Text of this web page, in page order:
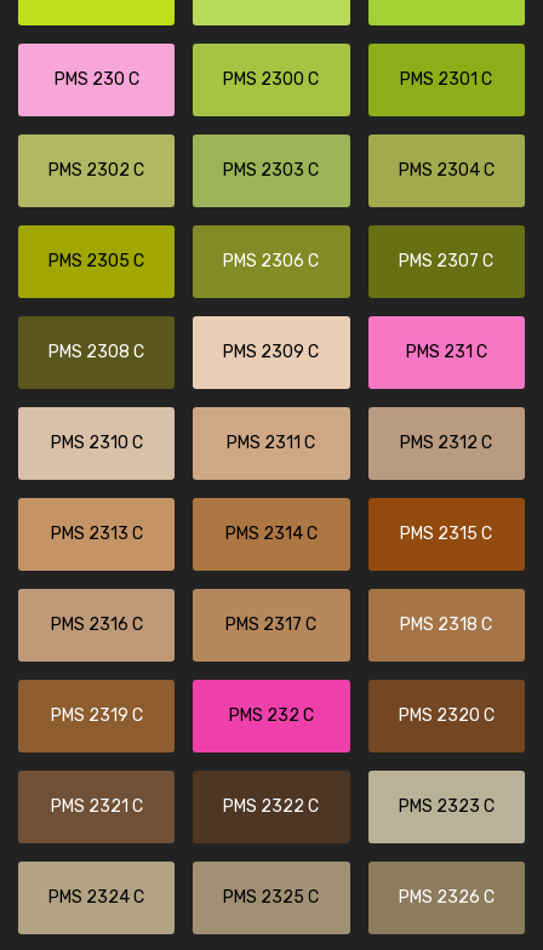
PMS 230 C PMS 2300 C PMS 2301 C
PMS 2302 C PMS 2303 C PMS 2304 C
PMS 2305 C PMS 2306 C PMS 2307 C
PMS 2308 C PMS 2309 C PMS 231 C
PMS 2310 C PMS 2311 C PMS 2312 C
PMS 2313 C PMS 2314 C PMS 2315 C
PMS 2316 C PMS 2317 C PMS 2318 C
PMS 2319 C PMS 232 C PMS 2320 C
PMS 2321 C PMS 2322 C PMS 2323 C
PMS 2324 C PMS 2325 C PMS 2326 C